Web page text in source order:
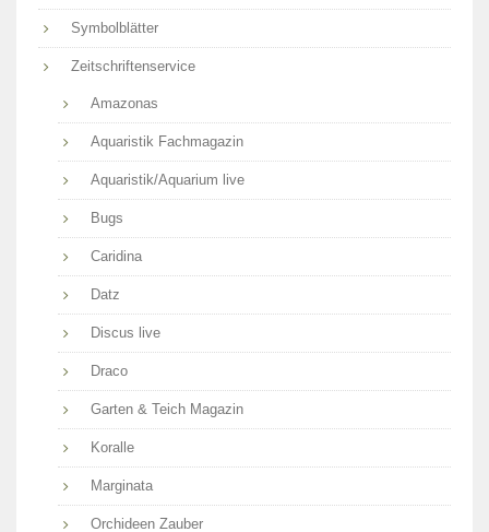
Symbolblätter
Zeitschriftenservice
Amazonas
Aquaristik Fachmagazin
Aquaristik/Aquarium live
Bugs
Caridina
Datz
Discus live
Draco
Garten & Teich Magazin
Koralle
Marginata
Orchideen Zauber